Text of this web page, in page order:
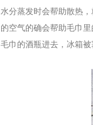
水分蒸发时会帮助散热
的空气的确会帮助毛巾
毛巾的酒瓶进去，冰箱